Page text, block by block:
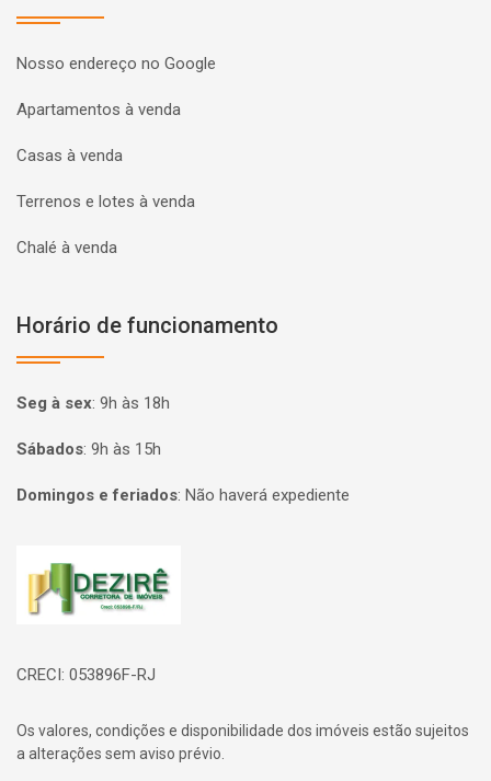
Nosso endereço no Google
Apartamentos à venda
Casas à venda
Terrenos e lotes à venda
Chalé à venda
Horário de funcionamento
Seg à sex: 9h às 18h
Sábados: 9h às 15h
Domingos e feriados: Não haverá expediente
Página inicial
CRECI: 053896F-RJ
Os valores, condições e disponibilidade dos imóveis estão sujeitos
a alterações sem aviso prévio.